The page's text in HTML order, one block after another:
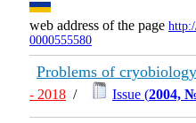
web address of the page
0000555580
Problems of
- 2018 / Issue (2004,